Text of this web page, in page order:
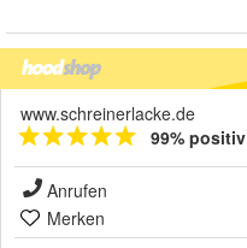
www.schreinerlacke.de
99% positiv
Anrufen
Merken